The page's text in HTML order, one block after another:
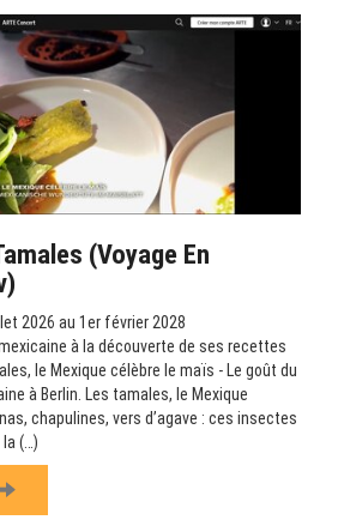
(Voyage En
2026 au 1er février 2028
à la découverte de ses recettes
le Mexique célèbre le maïs - Le goût du
à Berlin. Les tamales, le Mexique
chapulines, vers d’agave : ces insectes
(…)